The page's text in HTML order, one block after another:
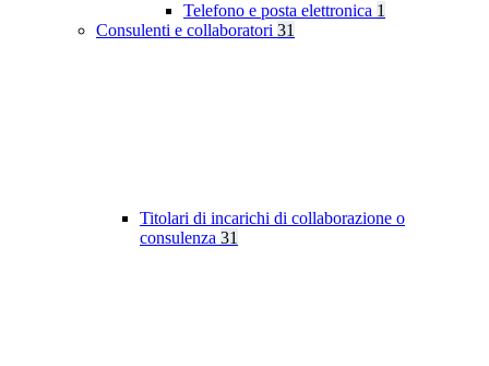
Telefono e posta elettronica 1
Consulenti e collaboratori 31
Titolari di incarichi di collaborazione o
consulenza 31